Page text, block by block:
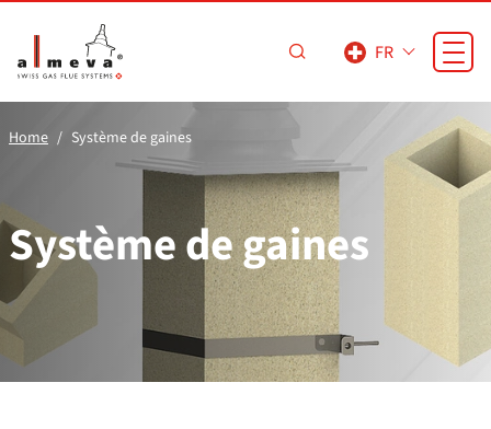
FR
Home Système de gaines
Système de gaines